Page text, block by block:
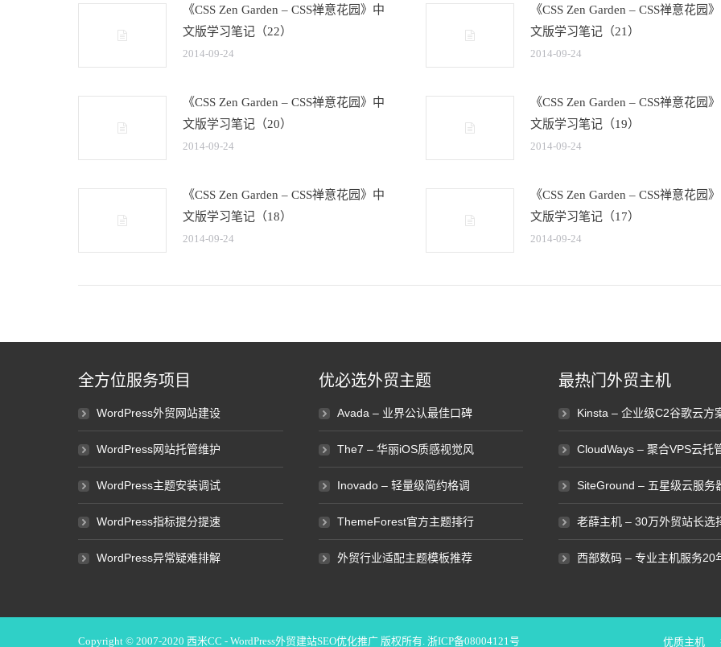
《CSS Zen Garden – CSS禅意花园》中
文版学习笔记（22）
2014-09-24
《CSS Zen Garden – CSS禅意花园
文版学习笔记（21）
2014-09-24
《CSS Zen Garden – CSS禅意花园》中
文版学习笔记（20）
2014-09-24
《CSS Zen Garden – CSS禅意花园
文版学习笔记（19）
2014-09-24
《CSS Zen Garden – CSS禅意花园》中
文版学习笔记（18）
2014-09-24
《CSS Zen Garden – CSS禅意花园
文版学习笔记（17）
2014-09-24
全方位服务项目
WordPress外贸网站建设
WordPress网站托管维护
WordPress主题安装调试
WordPress指标提分提速
WordPress异常疑难排解
优必选外贸主题
Avada – 业界公认最佳口碑
The7 – 华丽iOS质感视觉风
Inovado – 轻量级简约格调
ThemeForest官方主题排行
外贸行业适配主题模板推荐
最热门外贸主机
Kinsta – 企业级C2谷歌云方
CloudWays – 聚合VPS云托
SiteGround – 五星级云服务
老薛主机 – 30万外贸站长选
西部数码 – 专业主机服务20
Copyright © 2007-2020 西米CC - WordPress外贸建站SEO优化推广 版权所有. 浙ICP备08004121号 优质主机